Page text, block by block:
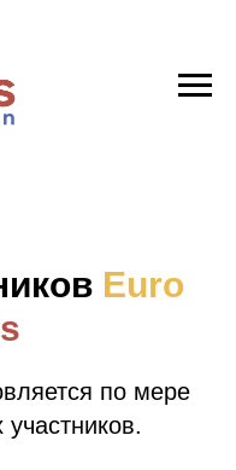
Euro
по мере